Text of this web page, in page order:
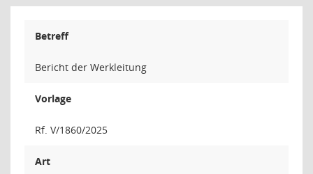
Betreff
Bericht der Werkleitung
Vorlage
Rf. V/1860/2025
Art